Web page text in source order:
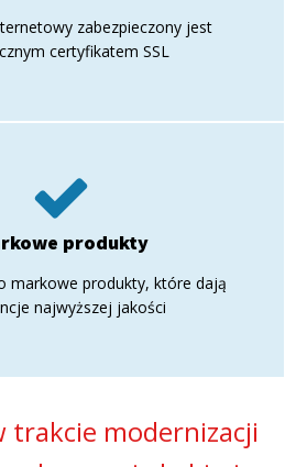
zabezpieczony jest
certyfikatem SSL
produkty
markowe produkty, które dają
najwyższej jakości
trakcie modernizacji